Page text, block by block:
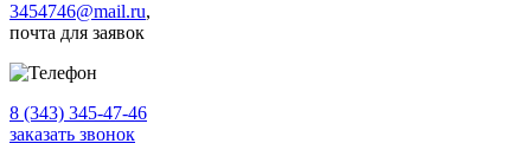
3454746@mail.ru,
почта для заявок
8 (343) 345-47-46
заказать звонок